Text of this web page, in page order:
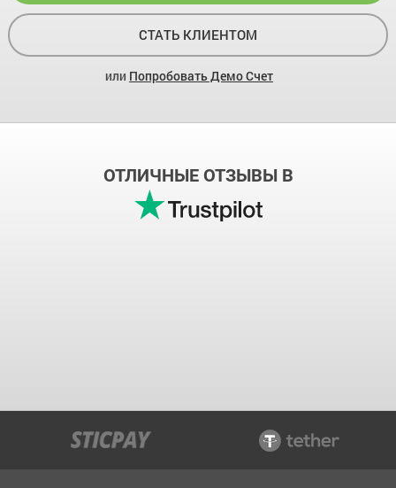
СТАТЬ КЛИЕНТОМ
или Попробовать Демо Счет
ОТЛИЧНЫЕ ОТЗЫВЫ В